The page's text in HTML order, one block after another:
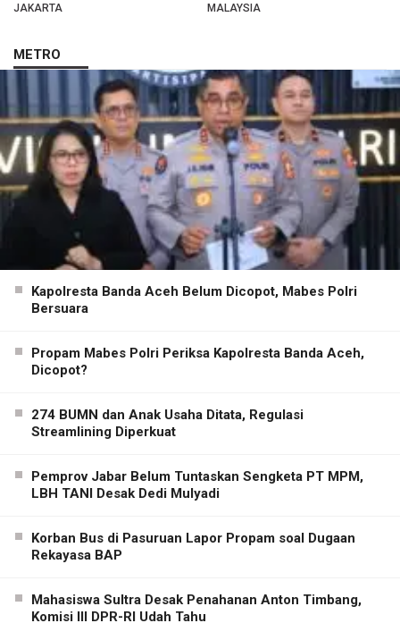
JAKARTA MALAYSIA
METRO
Kapolresta Banda Aceh Belum Dicopot, Mabes Polri
Bersuara
Propam Mabes Polri Periksa Kapolresta Banda Aceh,
Dicopot?
274 BUMN dan Anak Usaha Ditata, Regulasi
Streamlining Diperkuat
Pemprov Jabar Belum Tuntaskan Sengketa PT MPM,
LBH TANI Desak Dedi Mulyadi
Korban Bus di Pasuruan Lapor Propam soal Dugaan
Rekayasa BAP
Mahasiswa Sultra Desak Penahanan Anton Timbang,
Komisi III DPR-RI Udah Tahu